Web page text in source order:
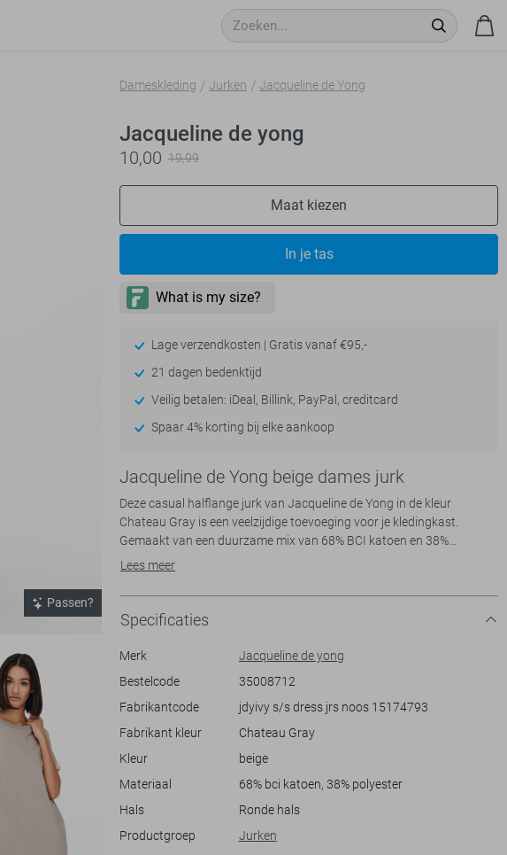
Passen?
Dameskleding Jurken Jacqueline de Yong
Jacqueline de yong
10,00 19,99
Maat kiezen
In je tas
Lage verzendkosten | Gratis vanaf €95,-
21 dagen bedenktijd
Veilig betalen: iDeal, Billink, PayPal, creditcard
Spaar 4% korting bij elke aankoop
Jacqueline de Yong beige dames jurk
Deze casual halflange jurk van Jacqueline de Yong in de kleur
Chateau Gray is een veelzijdige toevoeging voor je kledingkast.
Gemaakt van een duurzame mix van 68% BCI katoen en 38%
polyester, biedt deze jurk zowel comfort als een stijlvolle uitstraling.
omgeslagen details, wat een extra vleugje elegantie toevoegt. Met de
regular fit pasvorm voel je je altijd op je gemak, of je nu een dagje
thuis bent of een casual uitstapje plant.
De Jacqueline de Yong jurk is ideaal voor verschillende gelegenheden,
bijeenkomst. De zachte tint en het eenvoudige ontwerp maken het
gemakkelijk te combineren met verschillende accessoires en
schoenen. Draag het met stoere laarzen voor een edgy look of kies
perfect in elke seizoensgarderobe en biedt eindeloze mogelijkheden
Meer informatie:
Lees meer
Specificaties
Merk
Jacqueline de yong
Bestelcode
35008712
Fabrikantcode
jdyivy s/s dress jrs noos 15174793
Fabrikant kleur
Chateau Gray
Kleur
beige
Materiaal
68% bci katoen, 38% polyester
Hals
Ronde hals
Productgroep
Jurken